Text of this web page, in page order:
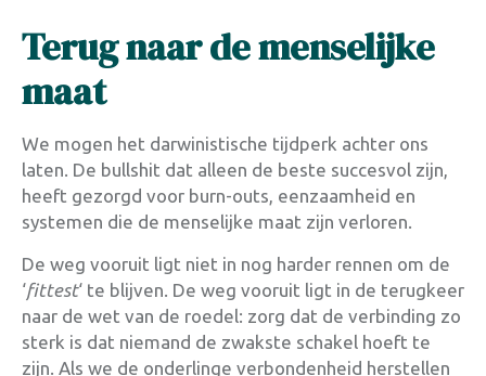
Terug naar de menselijke
maat
We mogen het darwinistische tijdperk achter ons
laten. De bullshit dat alleen de beste succesvol zijn,
heeft gezorgd voor burn-outs, eenzaamheid en
systemen die de menselijke maat zijn verloren.
De weg vooruit ligt niet in nog harder rennen om de
‘fittest‘ te blijven. De weg vooruit ligt in de terugkeer
naar de wet van de roedel: zorg dat de verbinding zo
sterk is dat niemand de zwakste schakel hoeft te
zijn. Als we de onderlinge verbondenheid herstellen